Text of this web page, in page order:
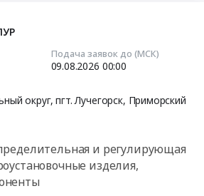
Подача заявок до (МСК)
09.08.2026 00:00
Пожарский муниципальный округ, пгт. Лучегорск, Приморский
и регулирующая
изделия,